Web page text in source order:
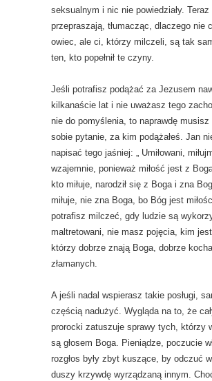
seksualnym i nic nie powiedziały. Teraz
przepraszają, tłumacząc, dlaczego nie
owiec, ale ci, którzy milczeli, są tak
ten, kto popełnił te czyny.
Jeśli potrafisz podążać za Jezusem
kilkanaście lat i nie uważasz tego
nie do pomyślenia, to naprawdę musisz
sobie pytanie, za kim podążałeś. Jan
napisać tego jaśniej: „ Umiłowani,
wzajemnie, ponieważ miłość jest z
kto miłuje, narodził się z Boga i zna
miłuje, nie zna Boga, bo Bóg jest
potrafisz milczeć, gdy ludzie są
maltretowani, nie masz pojęcia, kim jest
którzy dobrze znają Boga, dobrze
złamanych.
A jeśli nadal wspierasz takie posługi,
częścią nadużyć. Wygląda na to, że
prorocki zatuszuje sprawy tych, którzy
są głosem Boga. Pieniądze, poczucie
rozgłos były zbyt kuszące, by odczuć w
duszy krzywdę wyrządzaną innym.